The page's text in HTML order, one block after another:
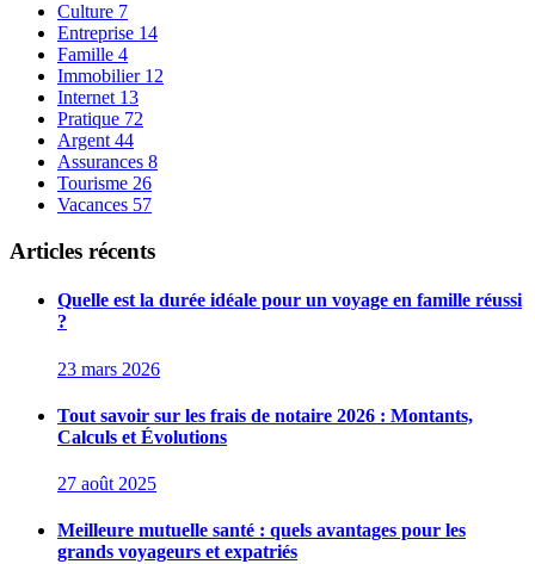
Culture 7
Entreprise 14
Famille 4
Immobilier 12
Internet 13
Pratique 72
Argent 44
Assurances 8
Tourisme 26
Vacances 57
Articles récents
Quelle est la durée idéale pour un voyage en famille réussi
?
23 mars 2026
Tout savoir sur les frais de notaire 2026 : Montants,
Calculs et Évolutions
27 août 2025
Meilleure mutuelle santé : quels avantages pour les
grands voyageurs et expatriés